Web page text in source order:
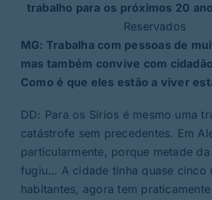
trabalho para os próximos 20
Reservados
MG: Trabalha com pessoas de
mas também convive com
Como é que eles estão a viver
DD: Para os Sírios é mesmo uma
catástrofe sem precedentes. Em
particularmente, porque metade
fugiu… A cidade tinha quase cinco
habitantes, agora tem